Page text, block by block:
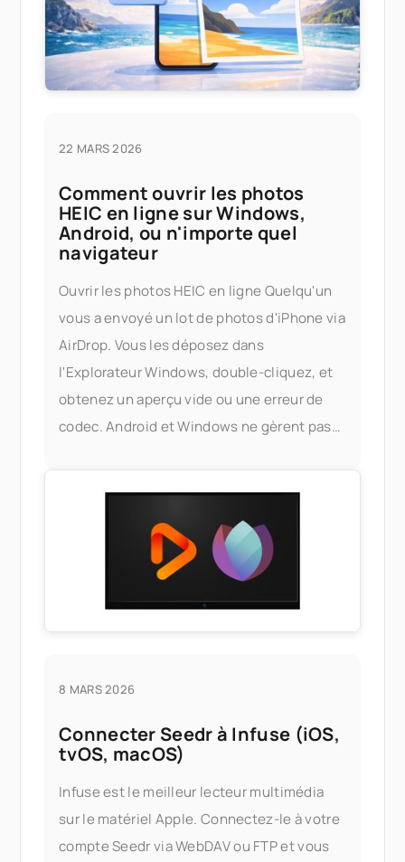
22 MARS 2026
Comment ouvrir les photos
HEIC en ligne sur Windows,
Android, ou n'importe quel
navigateur
Ouvrir les photos HEIC en ligne Quelqu'un
vous a envoyé un lot de photos d'iPhone via
AirDrop. Vous les déposez dans
l'Explorateur Windows, double-cliquez, et
obtenez un aperçu vide ou une erreur de
codec. Android et Windows ne gèrent pas
8 MARS 2026
Connecter Seedr à Infuse (iOS,
tvOS, macOS)
Infuse est le meilleur lecteur multimédia
sur le matériel Apple. Connectez-le à votre
compte Seedr via WebDAV ou FTP et vous